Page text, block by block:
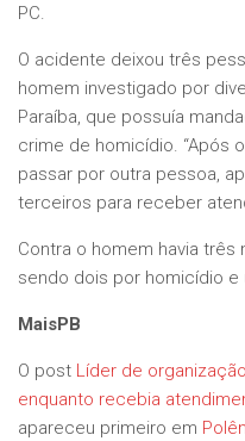
PC.
O acidente deixou três
homem investigado por
Paraíba, que possuía
crime de homicídio. “Após
passar por outra pessoa,
terceiros para receber
Contra o homem havia
sendo dois por homicídio
MaisPB
O post Líder de
enquanto recebia
apareceu primeiro em